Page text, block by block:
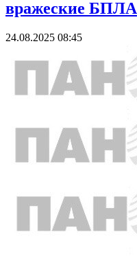
вражеские БПЛА
24.08.2025 08:45